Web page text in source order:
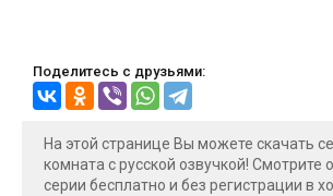
Поделитесь с друзьями:
На этой странице Вы можете скачать
комната с русской озвучкой! Смотрите
серии бесплатно и без регистрации в